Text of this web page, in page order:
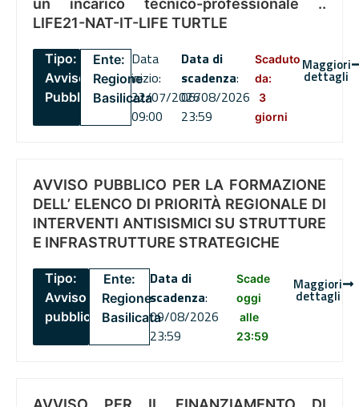
un incarico tecnico-professionale ..
LIFE21-NAT-IT-LIFE TURTLE
Tipo:
Avviso
Pubblico
Ente:
Regione
Basilicata
Data
inizio:
22/07/2026
09:00
Data di
scadenza:
06/08/2026
23:59
Scaduto
da:
3
giorni
Maggiori
dettagli
AVVISO PUBBLICO PER LA FORMAZIONE
DELL’ ELENCO DI PRIORITÀ REGIONALE DI
INTERVENTI ANTISISMICI SU STRUTTURE
E INFRASTRUTTURE STRATEGICHE
Tipo:
Avviso
pubblico
Ente:
Regione
Basilicata
Data di
scadenza:
09/08/2026
23:59
Scade
oggi
alle
23:59
Maggiori
dettagli